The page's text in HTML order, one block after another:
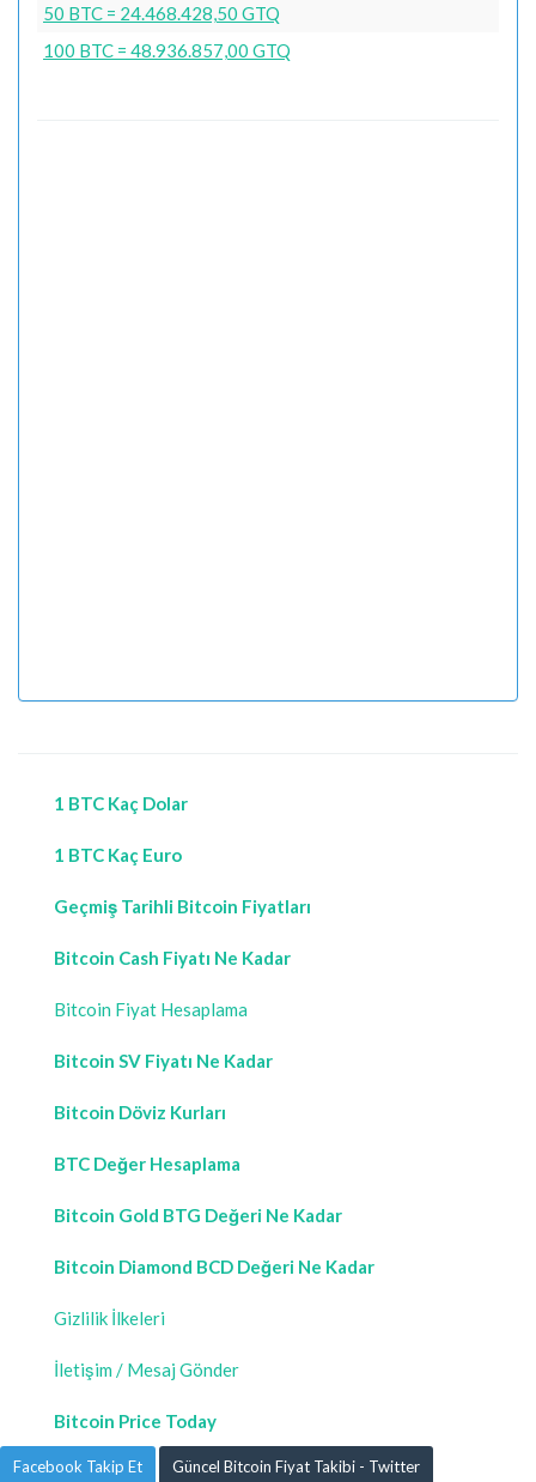
50 BTC = 24.468.428,50 GTQ
100 BTC = 48.936.857,00 GTQ
1 BTC Kaç Dolar
1 BTC Kaç Euro
Geçmiş Tarihli Bitcoin Fiyatları
Bitcoin Cash Fiyatı Ne Kadar
Bitcoin Fiyat Hesaplama
Bitcoin SV Fiyatı Ne Kadar
Bitcoin Döviz Kurları
BTC Değer Hesaplama
Bitcoin Gold BTG Değeri Ne Kadar
Bitcoin Diamond BCD Değeri Ne Kadar
Gizlilik İlkeleri
İletişim / Mesaj Gönder
Bitcoin Price Today
Facebook Takip Et Güncel Bitcoin Fiyat Takibi - Twitter